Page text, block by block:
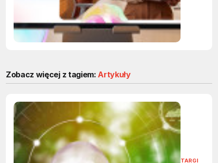
Zobacz więcej z tagiem:Artykuły
TARGI